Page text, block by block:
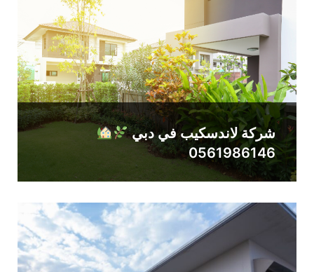
شركة لاندسكيب في دبي
0561986146